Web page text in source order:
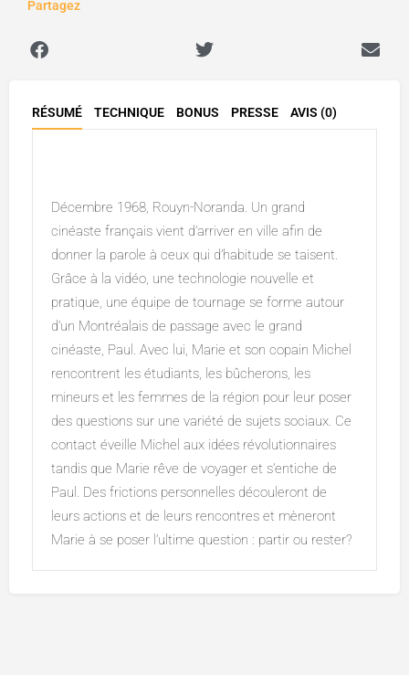
Partagez
RÉSUMÉ TECHNIQUE BONUS PRESSE AVIS (0)
Décembre 1968, Rouyn-Noranda. Un grand
cinéaste français vient d’arriver en ville afin de
donner la parole à ceux qui d’habitude se taisent.
Grâce à la vidéo, une technologie nouvelle et
pratique, une équipe de tournage se forme autour
d’un Montréalais de passage avec le grand
cinéaste, Paul. Avec lui, Marie et son copain Michel
rencontrent les étudiants, les bûcherons, les
mineurs et les femmes de la région pour leur poser
des questions sur une variété de sujets sociaux. Ce
contact éveille Michel aux idées révolutionnaires
tandis que Marie rêve de voyager et s’entiche de
Paul. Des frictions personnelles découleront de
leurs actions et de leurs rencontres et mèneront
Marie à se poser l’ultime question : partir ou rester?